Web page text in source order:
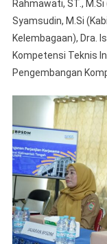
Rahmawati, ST.,
Syamsudin, M.Si
Kelembagaan), Dra.
Kompetensi Teknis
Pengembangan